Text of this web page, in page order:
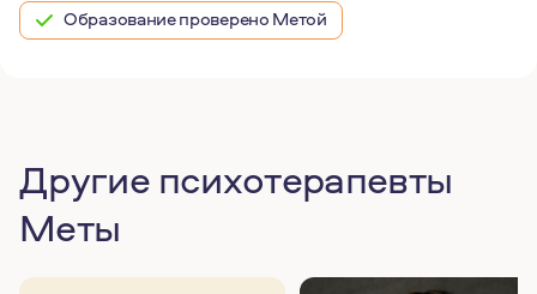
Образование проверено Метой
Другие психотерапевты
Меты